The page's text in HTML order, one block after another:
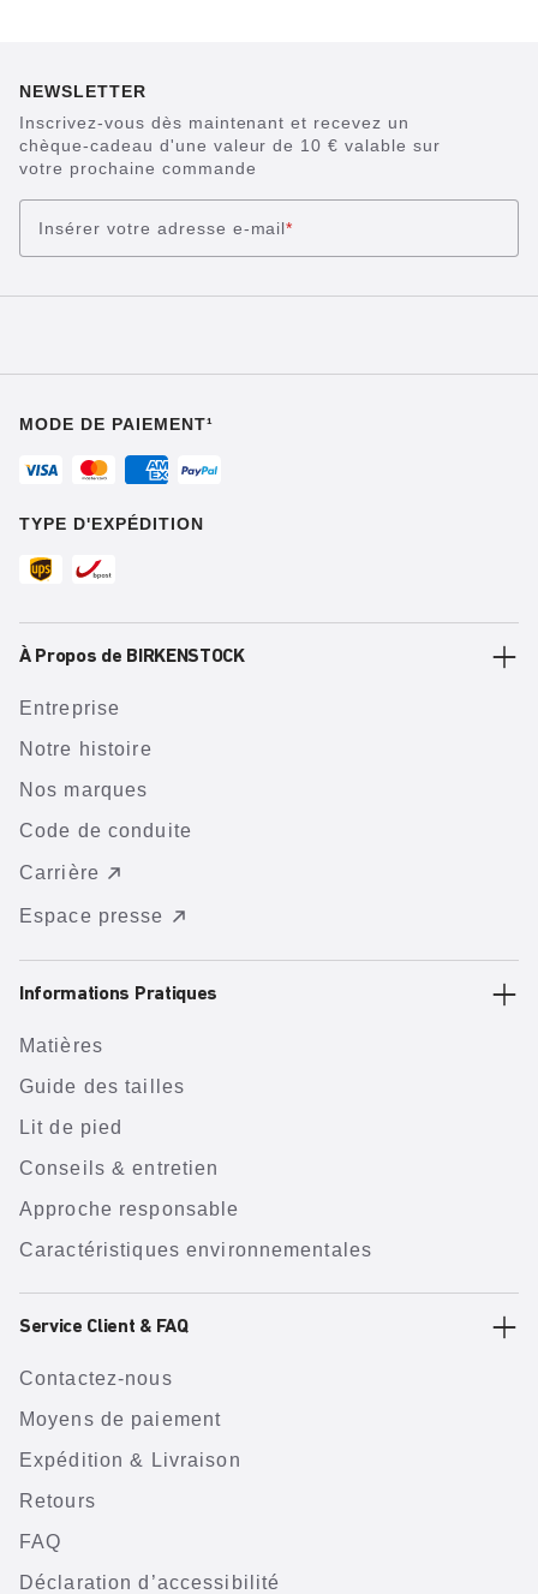
NEWSLETTER
Inscrivez-vous dès maintenant et recevez un
chèque-cadeau d'une valeur de 10 € valable sur
votre prochaine commande
Insérer votre adresse e-mail*
MODE DE PAIEMENT¹
TYPE D'EXPÉDITION
À Propos de BIRKENSTOCK
Entreprise
Notre histoire
Nos marques
Code de conduite
Carrière
Espace presse
Informations Pratiques
Matières
Guide des tailles
Lit de pied
Conseils & entretien
Approche responsable
Caractéristiques environnementales
Service Client & FAQ
Contactez-nous
Moyens de paiement
Expédition & Livraison
Retours
FAQ
Déclaration d’accessibilité